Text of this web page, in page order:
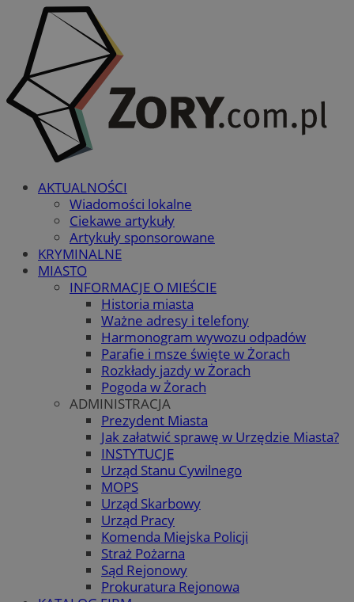
AKTUALNOŚCI
Wiadomości lokalne
Ciekawe artykuły
Artykuły sponsorowane
KRYMINALNE
MIASTO
INFORMACJE O MIEŚCIE
Historia miasta
Ważne adresy i telefony
Harmonogram wywozu odpadów
Parafie i msze święte w Żorach
Rozkłady jazdy w Żorach
Pogoda w Żorach
ADMINISTRACJA
Prezydent Miasta
Jak załatwić sprawę w Urzędzie Miasta?
INSTYTUCJE
Urząd Stanu Cywilnego
MOPS
Urząd Skarbowy
Urząd Pracy
Komenda Miejska Policji
Straż Pożarna
Sąd Rejonowy
Prokuratura Rejonowa